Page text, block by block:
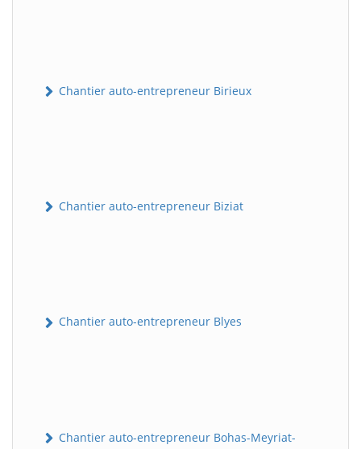
Chantier auto-entrepreneur Birieux
Chantier auto-entrepreneur Biziat
Chantier auto-entrepreneur Blyes
Chantier auto-entrepreneur Bohas-Meyriat-